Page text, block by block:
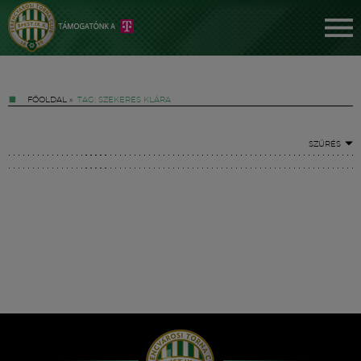
FŐOLDAL » TAG: SZEKERES KLÁRA
SZŰRÉS
Hírek